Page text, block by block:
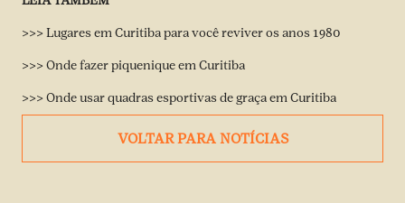
>>> Lugares em Curitiba para você reviver os anos 1980
>>> Onde fazer piquenique em Curitiba
>>> Onde usar quadras esportivas de graça em Curitiba
VOLTAR PARA NOTÍCIAS